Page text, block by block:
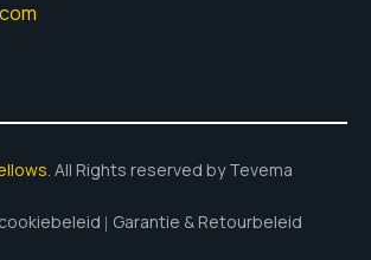
. All Rights reserved by Tevema
Garantie & Retourbeleid